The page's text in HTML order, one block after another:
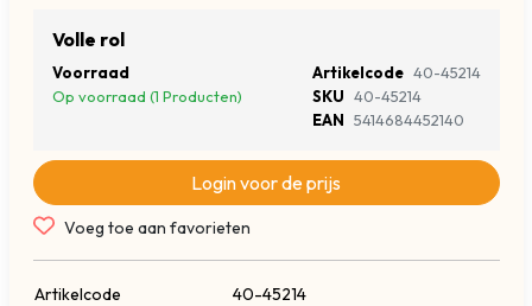
Volle rol
Voorraad
Op voorraad (1 Producten)
Artikelcode 40-45214
SKU 40-45214
EAN 5414684452140
Login voor de prijs
Voeg toe aan favorieten
Artikelcode
40-45214